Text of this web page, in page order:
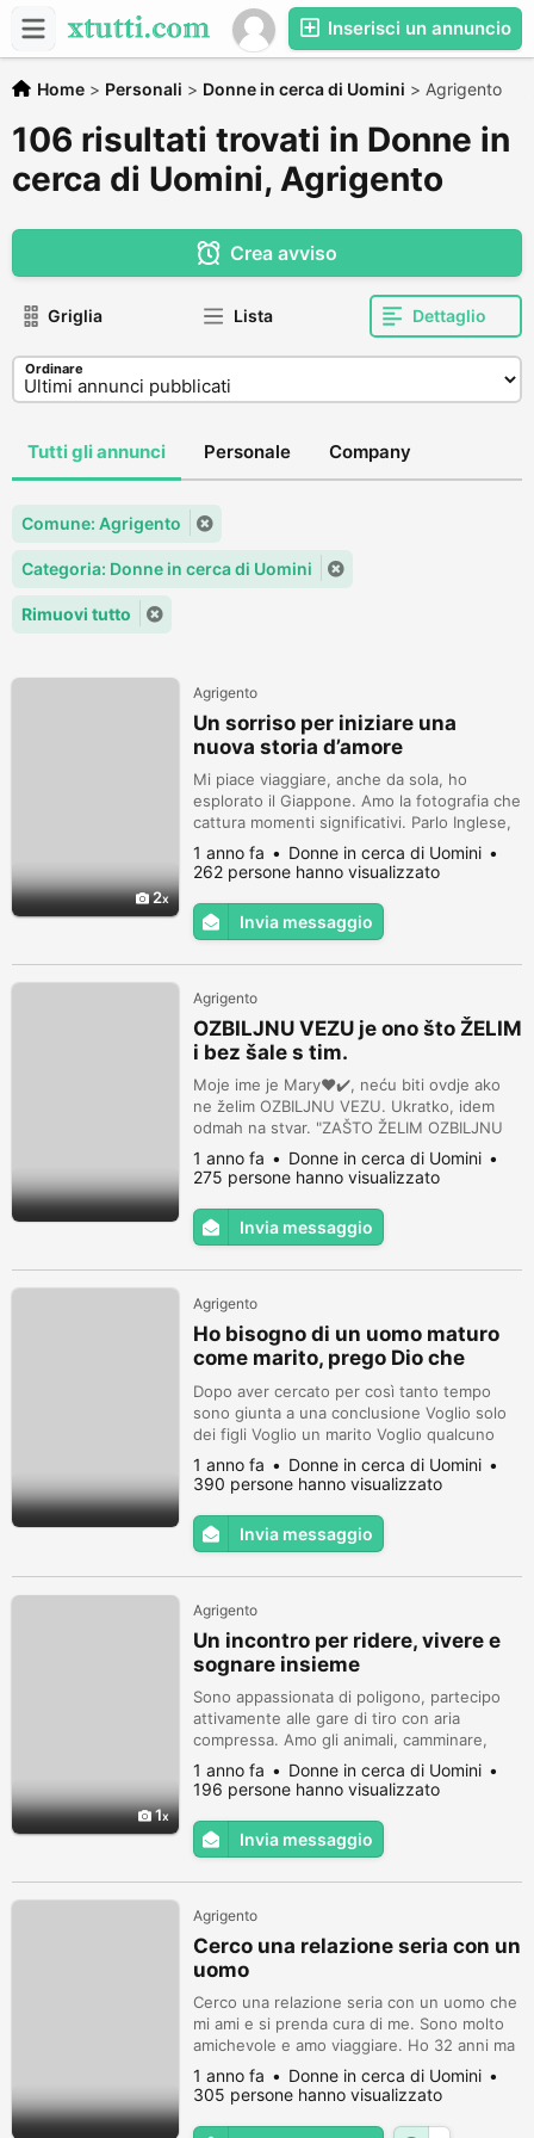
Inserisci un annuncio
Home > Personali > Donne in cerca di Uomini > Agrigento
106 risultati trovati in Donne in
cerca di Uomini, Agrigento
Crea avviso
Griglia Lista Dettaglio
Ordinare
Tutti gli annunci Personale Company
Comune: Agrigento
Categoria: Donne in cerca di Uomini
Rimuovi tutto
2
Agrigento
Un sorriso per iniziare una
nuova storia d’amore
Mi piace viaggiare, anche da sola, ho
esplorato il Giappone. Amo la fotografia che
cattura momenti significativi. Parlo Inglese,
Francese e Spagnolo. Amo vivere.
1 anno fa
Donne in cerca di Uomini
262 persone hanno visualizzato
Invia messaggio
Agrigento
OZBILJNU VEZU je ono što ŽELIM
i bez šale s tim.
Moje ime je Mary❤️✔️, neću biti ovdje ako
ne želim OZBILJNU VEZU. Ukratko, idem
odmah na stvar. "ZAŠTO ŽELIM OZBILJNU
VEZU"❓❓❓ SA SAMOUvjerenjem, sada je
vrijeme da se smirim i budem PREDANA
JEDNOM muškarcu i to je PUT koji sam
IZABRAO????. Sve počinje s nekoliko
razgovora uzastopce iu ovoj fazi razgovora
1 anno fa
Donne in cerca di Uomini
275 persone hanno visualizzato
Invia messaggio
Agrigento
Ho bisogno di un uomo maturo
come marito, prego Dio che
esaudisca le mie preghiere.
Dopo aver cercato per così tanto tempo
sono giunta a una conclusione Voglio solo
dei figli Voglio un marito Voglio qualcuno
che possa stare con me fino alla fine e
sono pronta a sistemarmi. Sono stanca di
vivere una vita da single. Per favore se sei
interessata non esitare a contattarmi
Grazie.
1 anno fa
Donne in cerca di Uomini
390 persone hanno visualizzato
Invia messaggio
1
Agrigento
Un incontro per ridere, vivere e
sognare insieme
Sono appassionata di poligono, partecipo
attivamente alle gare di tiro con aria
compressa. Amo gli animali, camminare,
trascorrere del tempo con gli amici. Mi
piace viaggiare, anche da sola, ho esplorato
il Giappone. Amo la fotografia che cattura
momenti significativi. Parlo Inglese,
Francese e Spagnolo. Amo vivere.
1 anno fa
Donne in cerca di Uomini
196 persone hanno visualizzato
Invia messaggio
Agrigento
Cerco una relazione seria con un
uomo
Cerco una relazione seria con un uomo che
mi ami e si prenda cura di me. Sono molto
amichevole e amo viaggiare. Ho 32 anni ma
non preoccuparti più dell'età dell'uomo.
1 anno fa
Donne in cerca di Uomini
305 persone hanno visualizzato